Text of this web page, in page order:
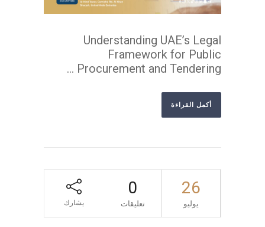
Understanding UAE’s Legal
Framework for Public
Procurement and Tendering ...
أكمل القراءة
26
يوليو
0
تعليقات يشارك